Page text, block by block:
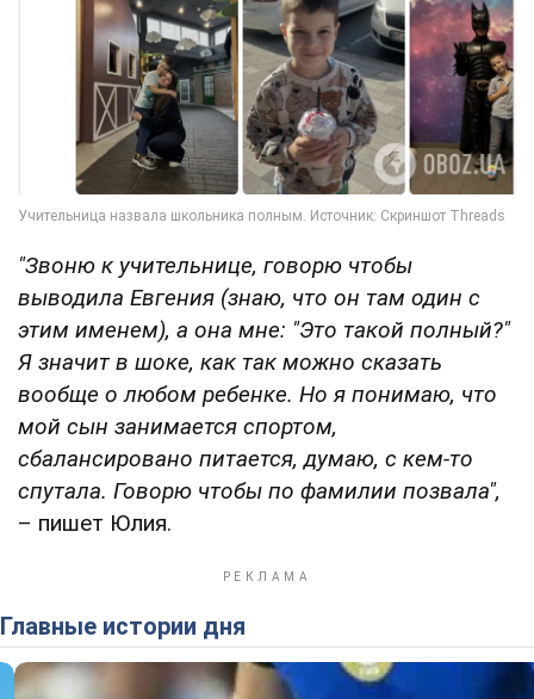
"Звоню к учительнице, говорю чтобы
выводила Евгения (знаю, что он там один с
этим именем), а она мне: "Это такой полный?"
Я значит в шоке, как так можно сказать
вообще о любом ребенке. Но я понимаю, что
мой сын занимается спортом,
сбалансировано питается, думаю, с кем-то
спутала. Говорю чтобы по фамилии позвала",
– пишет Юлия.
Главные истории дня